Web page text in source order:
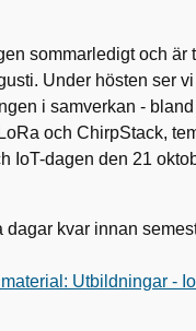
sommarledigt och är
Under hösten ser
i samverkan -
och ChirpStack,
IoT-dagen den 21
dagar kvar innan
Utbildningar -